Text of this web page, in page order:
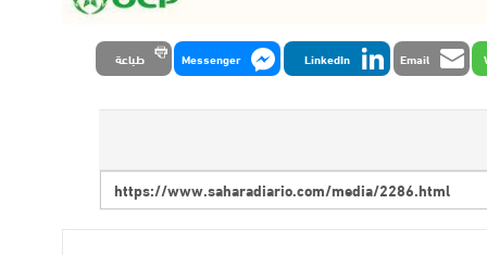
Email
LinkedIn
Messenger طباعة